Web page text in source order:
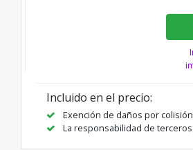
Incluido en el precio:
Exención de daños por colisión
La responsabilidad de